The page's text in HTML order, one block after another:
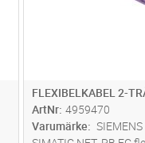
FLEXIBELKABEL 2-
ArtNr 4959470
Varumärke
SIEMENS